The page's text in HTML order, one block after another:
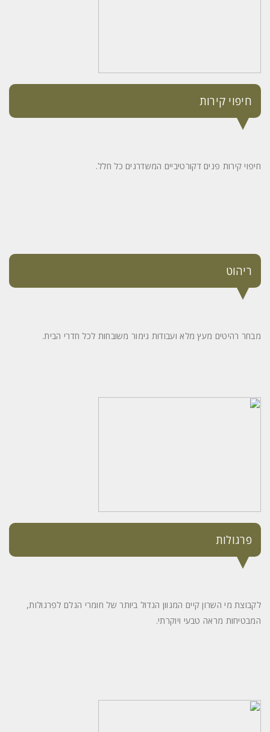
חיפוי קירות
חיפוי קירות פנים דקורטיביים המשדרגים כל חלל.
ריהוט
מבחר רהיטים מעץ מלא ועבודות גימור משובחות לכל חדרי הבית.
פרגולות
לקבוצת מי השרון קיים המגוון הגדול ביותר של חומרי הגלם לפרגולות,
המבטיחות מראה טבעי ויוקרתי.